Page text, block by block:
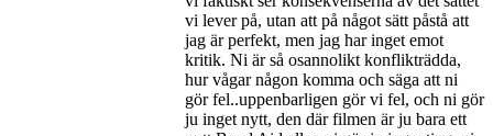
vi lever på, utan att på något sätt påstå att
jag är perfekt, men jag har inget emot
kritik. Ni är så osannolikt konflikträdda,
hur vågar någon komma och säga att ni
gör fel..uppenbarligen gör vi fel, och ni gör
ju inget nytt, den där filmen är ju bara ett